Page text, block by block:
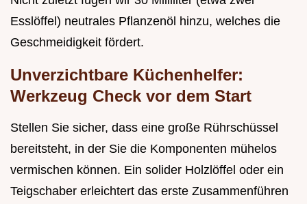
Esslöffel) neutrales Pflanzenöl hinzu, welches die
Geschmeidigkeit fördert.
Unverzichtbare Küchenhelfer:
Werkzeug Check vor dem Start
Stellen Sie sicher, dass eine große Rührschüssel
bereitsteht, in der Sie die Komponenten mühelos
vermischen können. Ein solider Holzlöffel oder ein
Teigschaber erleichtert das erste Zusammenführen